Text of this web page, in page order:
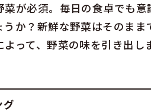
が必須。毎日の食卓でも
うか？新鮮な野菜はそのま
って、野菜の味を引き出
グ